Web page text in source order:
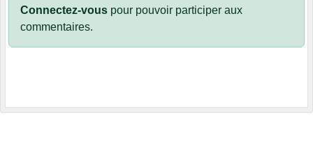
Connectez-vous pour pouvoir participer aux
commentaires.